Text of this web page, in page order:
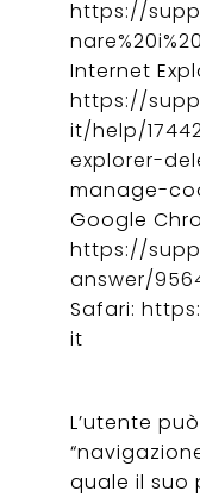
https://
Internet
https://
it/help/
explorer-
manage-
Google
https://
answer/
Safari:
it
L’utente
quale il suo